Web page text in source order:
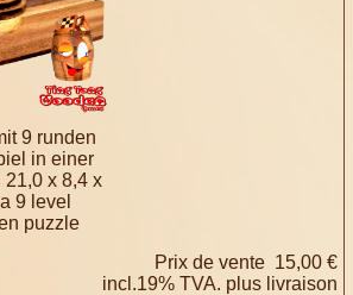
9 runden
in einer
x 8,4 x
9 level
puzzle
Prix ​​de vente 15,00 €
incl.19% TVA. plus livraison